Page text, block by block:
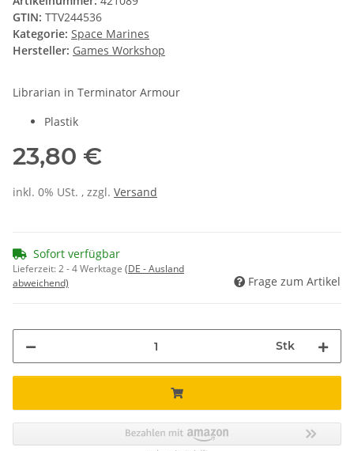
GTIN: TTV244536
Kategorie: Space Marines
Hersteller: Games Workshop
Librarian in Terminator Armour
Plastik
23,80 €
inkl. 0% USt. , zzgl. Versand
Sofort verfügbar
Lieferzeit:2 - 4 Werktage (DE - Ausland
abweichend)
Frage zum Artikel
Stk